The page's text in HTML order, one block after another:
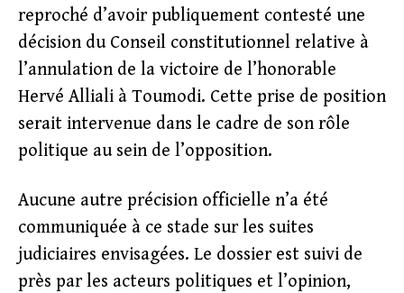
reproché d’avoir publiquement contesté une
décision du Conseil constitutionnel relative à
l’annulation de la victoire de l’honorable
Hervé Alliali à Toumodi. Cette prise de position
serait intervenue dans le cadre de son rôle
politique au sein de l’opposition.
Aucune autre précision officielle n’a été
communiquée à ce stade sur les suites
judiciaires envisagées. Le dossier est suivi de
près par les acteurs politiques et l’opinion,